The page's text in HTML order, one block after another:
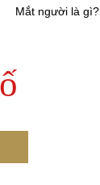
Mắt người là gì?